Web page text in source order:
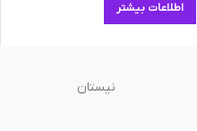
اطلاعات بیشتر
نیستان